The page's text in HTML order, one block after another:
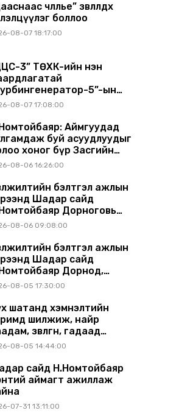
чөлөөлье” зөвлөлдөх
боллоо
08-07 18:17:00
3” ТӨХК-ийн нэн
5”-ын
төсвийг
08-07 17:08:00
Аймгуудад
буй асуудлуудыг
хоног бүр Засгийн
хуралдаанд
08-06 16:26:00
бэлтгэл ажлын
Шадар сайд
Дорноговь
ажиллав
08-06 09:08:00
бэлтгэл ажлын
Шадар сайд
Дорнод,
аймагт ажиллав
08-05 17:30:00
шатанд хэмнэлтийн
шилжиж, найр
зөвлөгөөн, гадаад
хориглолоо
08-05 14:44:00
сайд Н.Номтойбаяр
аймагт ажиллаж
07-31 13:11:00